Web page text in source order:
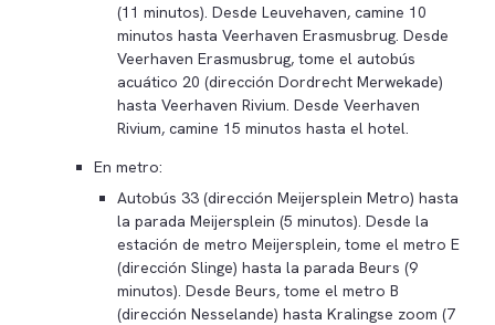
(11 minutos). Desde Leuvehaven, camine 10
minutos hasta Veerhaven Erasmusbrug. Desde
Veerhaven Erasmusbrug, tome el autobús
acuático 20 (dirección Dordrecht Merwekade)
hasta Veerhaven Rivium. Desde Veerhaven
Rivium, camine 15 minutos hasta el hotel.
En metro:
Autobús 33 (dirección Meijersplein Metro) hasta
la parada Meijersplein (5 minutos). Desde la
estación de metro Meijersplein, tome el metro E
(dirección Slinge) hasta la parada Beurs (9
minutos). Desde Beurs, tome el metro B
(dirección Nesselande) hasta Kralingse zoom (7